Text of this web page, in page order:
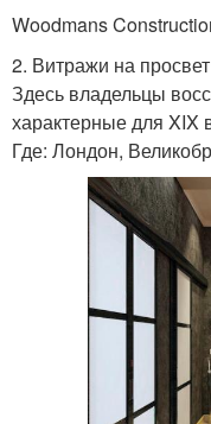
Woodmans
2. Витражи на просвет
Здесь владельцы
характерные для XIX
Где: Лондон,